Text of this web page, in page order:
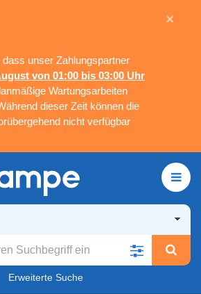
unser Zahlungspartner
von 01:00 bis 03:00 Uhr
Wartungsarbeiten
dieser Zeit können die
nicht verfügbar
×
Erweiterte Suche